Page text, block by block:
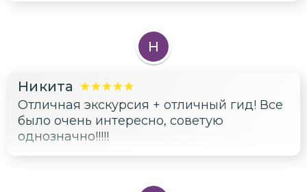
Н
Никита
Отличная экскурсия + отличный гид! Все
было очень интересно, советую
однозначно!!!!!